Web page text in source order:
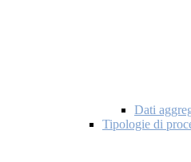
Dati
Tipologie di